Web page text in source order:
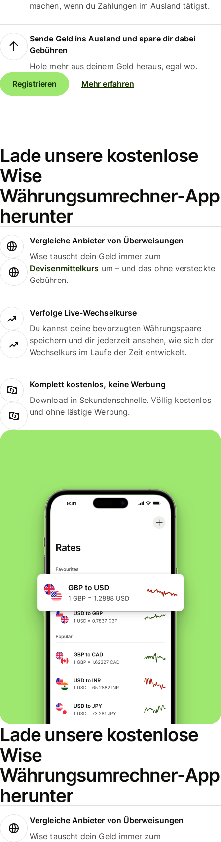
machen, wenn du Zahlungen im Ausland tätigst.
Sende Geld ins Ausland und spare dir dabei
Gebühren
Hole mehr aus deinem Geld heraus, egal wo.
Registrieren
Mehr erfahren
Lade unsere kostenlose
Wise
Währungsumrechner-App
herunter
Vergleiche Anbieter von Überweisungen
Wise tauscht dein Geld immer zum
Devisenmittelkurs um – und das ohne versteckte
Gebühren.
Verfolge Live-Wechselkurse
Du kannst deine bevorzugten Währungspaare
speichern und dir jederzeit ansehen, wie sich der
Wechselkurs im Laufe der Zeit entwickelt.
Komplett kostenlos, keine Werbung
Download in Sekundenschnelle. Völlig kostenlos
und ohne lästige Werbung.
Lade unsere kostenlose
Wise
Währungsumrechner-App
herunter
Vergleiche Anbieter von Überweisungen
Wise tauscht dein Geld immer zum